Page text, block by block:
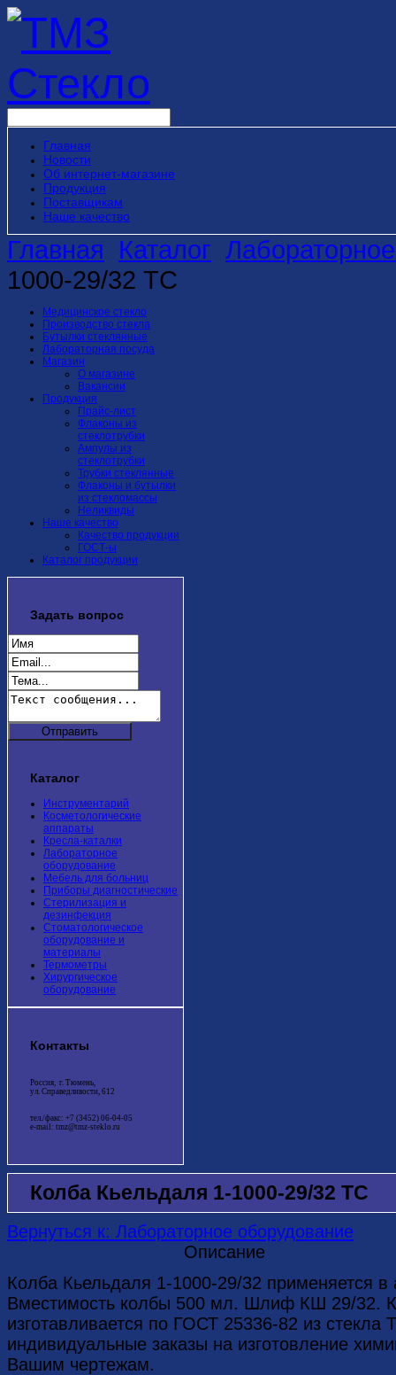
Главная
Новости
Об интернет-магазине
Продукция
Поставщикам
Наше качество
Главная Каталог
1000-29/32 ТС
Медицинское стекло
Производство стекла
Бутылки стеклянные
Лабораторная посуда
Магазин
О магазине
Вакансии
Продукция
Прайс-лист
Флаконы из
стеклотрубки
Ампулы из
стеклотрубки
Трубки стеклянные
Флаконы и бутылки
из стекломассы
Неликвиды
Наше качество
Качество продукции
ГОСТ-ы
Каталог продукции
Задать вопрос
Каталог
Инструментарий
Косметологические
аппараты
Кресла-каталки
Лабораторное
оборудование
Мебель для больниц
Приборы диагностические
Стерилизация и
дезинфекция
Стоматологическое
оборудование и
материалы
Термометры
Хирургическое
оборудование
Контакты
Россия, г. Тюмень,
ул. Справедливости, 612
тел./факс: +7 (3452) 06-04-05
e-mail: tmz@tmz-steklo.ru
Колба Кьельдаля 1-1000-29/32 ТС
Вернуться к: Лабораторное оборудование
Описание
Колба Кьельдаля 1-1000-29/32 применяется в
Вместимость колбы 500 мл. Шлиф КШ 29/32.
изготавливается по ГОСТ 25336-82 из
индивидуальные заказы на изготовление
Вашим чертежам.